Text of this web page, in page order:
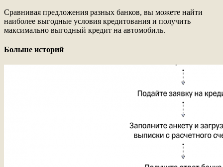
Сравнивая предложения разных банков, вы можете найти
наиболее выгодные условия кредитования и получить
максимально выгодный кредит на автомобиль.
Больше историй